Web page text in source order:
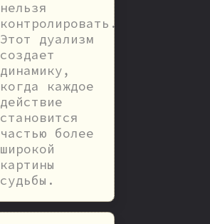
нельзя
контролировать.
Этот дуализм
создает
динамику,
когда каждое
действие
становится
частью более
широкой
картины
судьбы.